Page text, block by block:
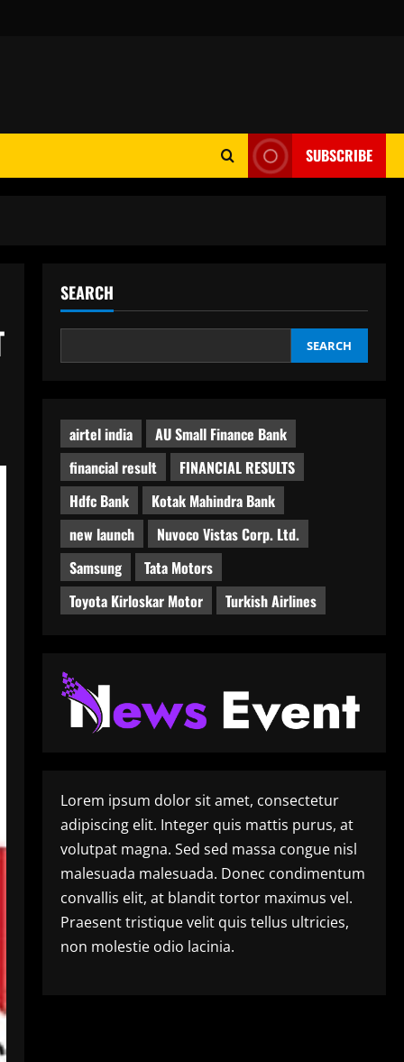
SUBSCRIBE
SEARCH
SEARCH
airtel india
AU Small Finance Bank
financial result
FINANCIAL RESULTS
Hdfc Bank
Kotak Mahindra Bank
new launch
Nuvoco Vistas Corp. Ltd.
Samsung
Tata Motors
Toyota Kirloskar Motor
Turkish Airlines
Lorem ipsum dolor sit amet, consectetur
adipiscing elit. Integer quis mattis purus, at
volutpat magna. Sed sed massa congue nisl
malesuada malesuada. Donec condimentum
convallis elit, at blandit tortor maximus vel.
Praesent tristique velit quis tellus ultricies,
non molestie odio lacinia.